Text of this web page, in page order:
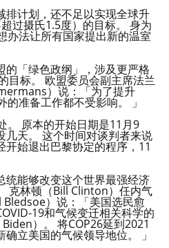
排计划，还不足以实现全球升
过摄氏1.5度）的目标。 身为
办法让所有国家提出新的温室
的「绿色政纲」，涉及更严格
目标。 欧盟委员会副主席法兰
）说：「为了提升
准备工作都不受影响。 」
。 原本的开始日期是11月9
几天。 这个时间对谈判者来说
开始退出巴黎协定的程序，11
统能够改变这个世界最强经济
克林顿（Bill Clinton）任内气
）说：「美国选民愈
19和气候变迁相关科学的
）。 将COP26延到2021
立美国的气候领导地位。 」